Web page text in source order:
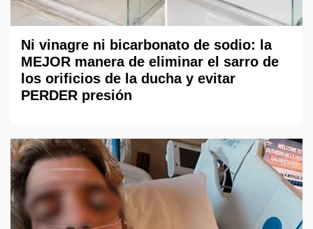
Ni vinagre ni bicarbonato de sodio: la
MEJOR manera de eliminar el sarro de
los orificios de la ducha y evitar
PERDER presión